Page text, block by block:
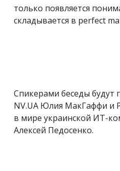
только появляется
складывается в perfect
Спикерами беседы будут
NV.UA Юлия МакГаффи и
в мире украинской ИТ-
Алексей Педосенко.